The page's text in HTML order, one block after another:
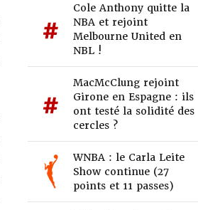
Cole Anthony quitte la
NBA et rejoint
Melbourne United en
NBL !
MacMcClung rejoint
Girone en Espagne : ils
ont testé la solidité des
cercles ?
WNBA : le Carla Leite
Show continue (27
points et 11 passes)